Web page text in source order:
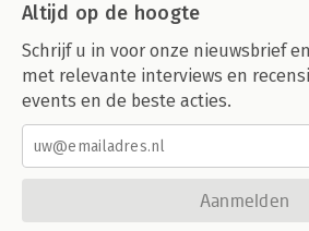
Altijd op de hoogte
Schrijf u in voor onze nieuwsbrief
met relevante interviews en
events en de beste acties.
Aanmelden